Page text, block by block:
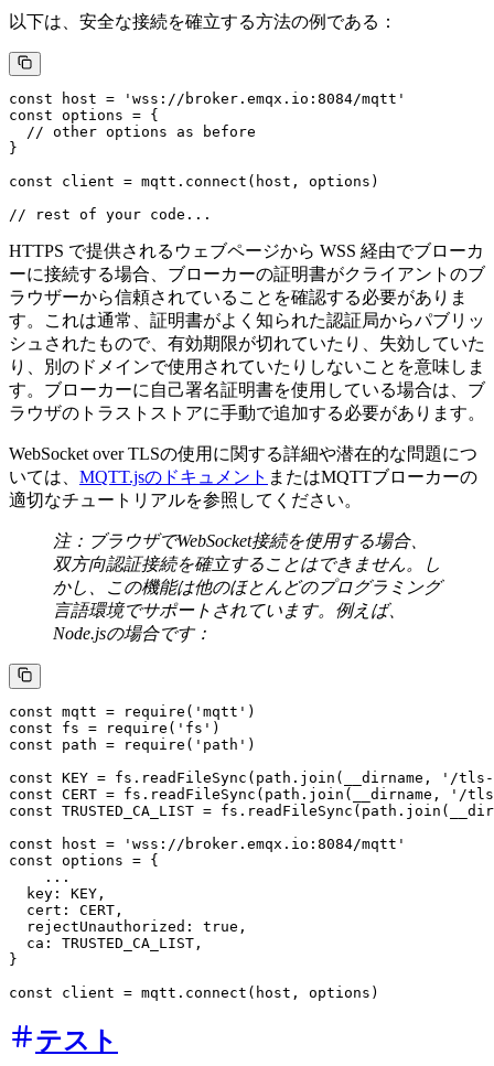
以下は、安全な接続を確立する方法の例である：
const host = 'wss://broker.emqx.io:8084/mqtt'
const options = {
  // other options as before
}
const client = mqtt.connect(host, options)
HTTPS で提供されるウェブページから WSS 経由でブローカ
ーに接続する場合、ブローカーの証明書がクライアントのブ
ラウザーから信頼されていることを確認する必要がありま
す。これは通常、証明書がよく知られた認証局からパブリッ
シュされたもので、有効期限が切れていたり、失効していた
り、別のドメインで使用されていたりしないことを意味しま
す。ブローカーに自己署名証明書を使用している場合は、ブ
ラウザのトラストストアに手動で追加する必要があります。
WebSocket over TLSの使用に関する詳細や潜在的な問題につ
いては、 MQTT.jsのドキュメント またはMQTTブローカーの
適切なチュートリアルを参照してください。
注：ブラウザでWebSocket接続を使用する場合、
双方向認証接続を確立することはできません。し
かし、この機能は他のほとんどのプログラミング
言語環境でサポートされています。例えば、
Node.jsの場合です：
const mqtt = require('mqtt')
const fs = require('fs')
const path = require('path')
const KEY = fs.readFileSync(path.join(__dirname, '/
const CERT = fs.readFileSync(path.join(__dirname, '/
const TRUSTED_CA_LIST =
const host = 'wss://broker.emqx.io:8084/mqtt'
const options = {
    ...
  key: KEY,
  cert: CERT,
  rejectUnauthorized: true,
  ca: TRUSTED_CA_LIST,
}
テスト